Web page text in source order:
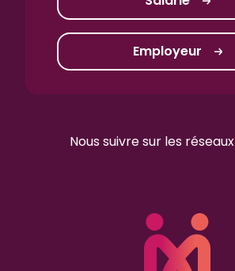
Employeur
Nous suivre sur les réseaux